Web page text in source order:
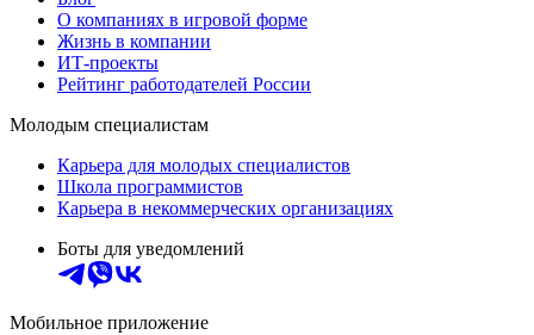
О компаниях в игровой форме
Жизнь в компании
ИТ-проекты
Рейтинг работодателей России
Молодым специалистам
Карьера для молодых специалистов
Школа программистов
Карьера в некоммерческих организациях
Боты для уведомлений
Мобильное приложение